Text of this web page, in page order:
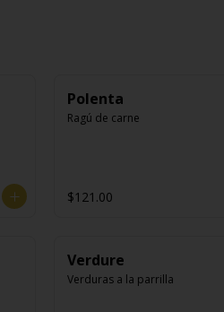
Polenta
Ragú de carne
$121.00
Verdure
Verduras a la parrilla